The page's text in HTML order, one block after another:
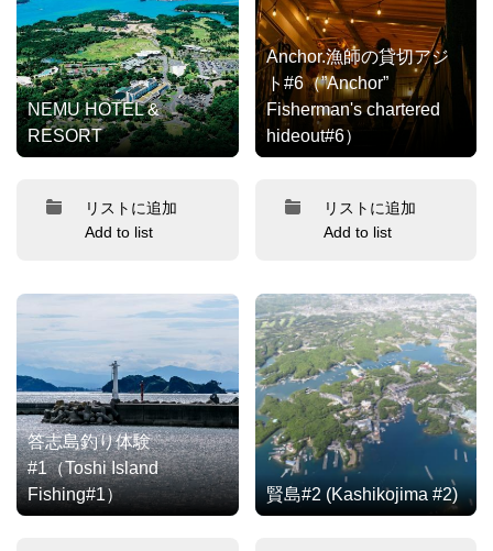
NEMU HOTEL &
RESORT
リストに追加
Add to list
Anchor.漁師の貸切アジ
ト#6（”Anchor”
Fisherman's chartered
hideout#6）
リストに追加
Add to list
答志島釣り体験
#1（Toshi Island
Fishing#1）
賢島#2 (Kashikojima #2)